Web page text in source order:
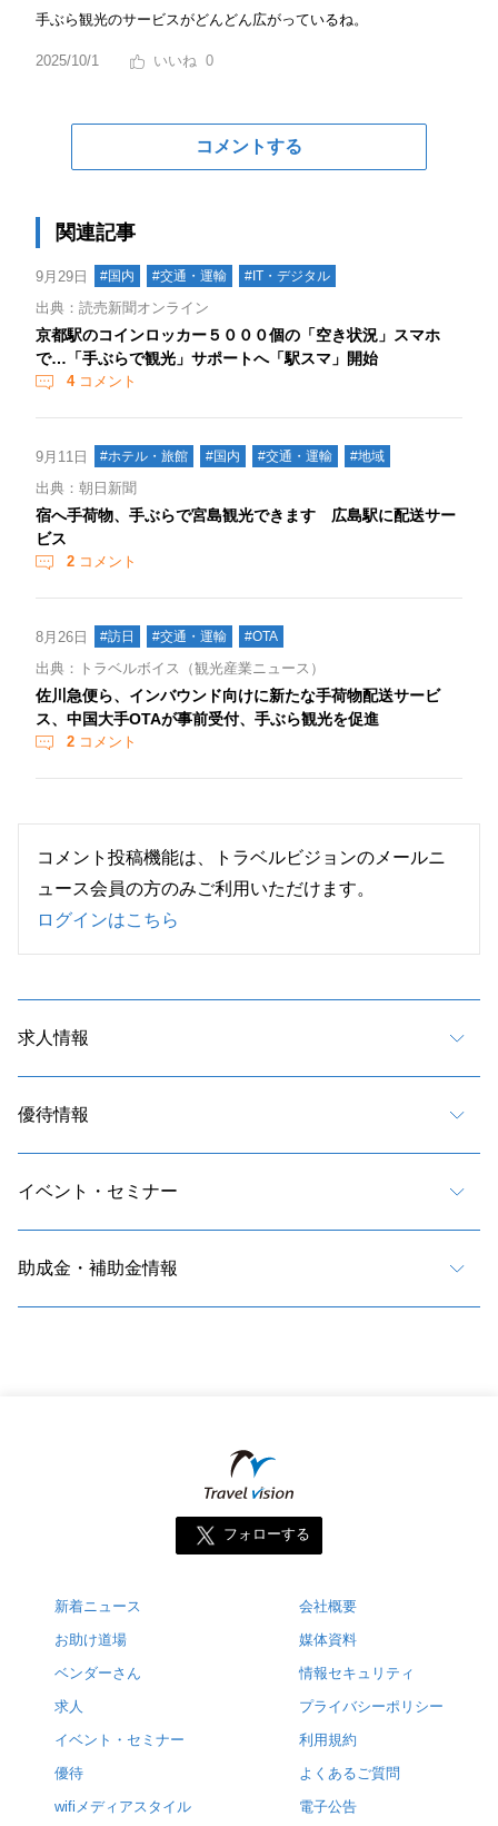
手ぶら観光のサービスがどんどん広がっているね。
2025/10/1 0
コメントする
関連記事
9月29日 #国内 #交通・運輸 #IT・デジタル
出典：読売新聞オンライン
京都駅のコインロッカー５０００個の「空き状況」スマホ
で…「手ぶらで観光」サポートへ「駅スマ」開始
4コメント
9月11日 #ホテル・旅館 #国内 #交通・運輸 #地域
出典：朝日新聞
宿へ手荷物、手ぶらで宮島観光できます 広島駅に配送サー
ビス
2 コメント
8月26日 #訪日 #交通・運輸 #OTA
出典：トラベルボイス（観光産業ニュース）
佐川急便ら、インバウンド向けに新たな手荷物配送サービ
ス、中国大手OTAが事前受付、手ぶら観光を促進
2 コメント
コメント投稿機能は、トラベルビジョンのメールニ
ュース会員の方のみご利用いただけます。
ログインはこちら
求人情報
優待情報
イベント・セミナー
助成金・補助金情報
フォローする
新着ニュース
お助け道場
ベンダーさん
求人
イベント・セミナー
優待
wifiメディアスタイル
会社概要
媒体資料
情報セキュリティ
プライバシーポリシー
利用規約
よくあるご質問
電子公告